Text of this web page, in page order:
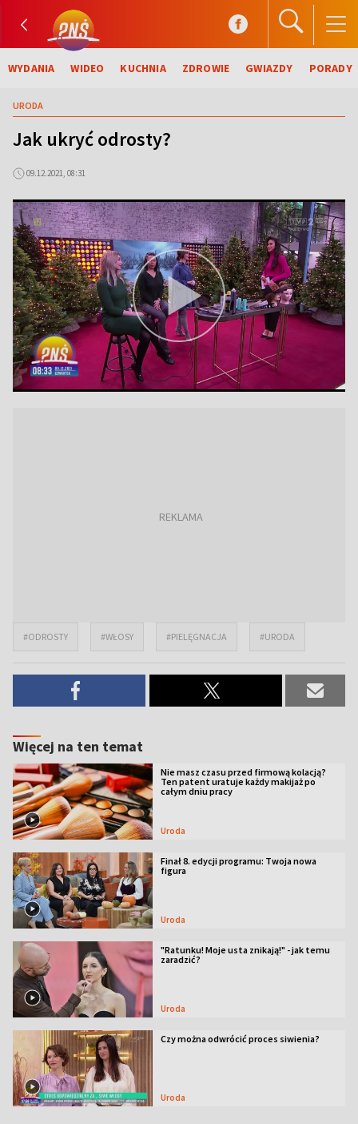
WYDANIA WIDEO KUCHNIA ZDROWIE GWIAZDY PORADY
URODA
Jak ukryć odrosty?
09.12.2021, 08:31
#ODROSTY #WŁOSY #PIELĘGNACJA #URODA
Więcej na ten temat
Nie masz czasu przed firmową kolacją?
Ten patent uratuje każdy makijaż po
całym dniu pracy
Uroda
Finał 8. edycji programu: Twoja nowa
figura
Uroda
"Ratunku! Moje usta znikają!" - jak temu
zaradzić?
Uroda
Czy można odwrócić proces siwienia?
Uroda